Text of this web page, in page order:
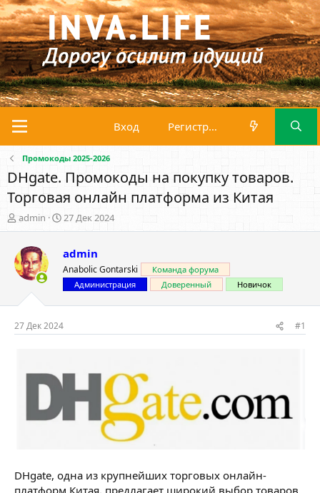
Вход Регистрация
Промокоды 2025-2026
DHgate. Промокоды на покупку товаров.
Торговая онлайн платформа из Китая
А
в
о
р
т
м
ы
admin
Д
а
а
н
а
ч
а
а
27 Дек 2024
admin
Anabolic Gontarski
Команда форума
Администрация
Доверенный Новичок
27 Дек 2024 #1
DHgate, одна из крупнейших торговых онлайн-